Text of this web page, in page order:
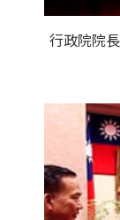
行政院院